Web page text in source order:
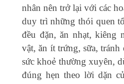
nhân nên trở lại với các
duy trì những thói quen
đều đặn, ăn nhạt, kiêng
vật, ăn ít trứng, sữa, tránh
sức khoẻ thường xuyên,
đúng hẹn theo lời dặn